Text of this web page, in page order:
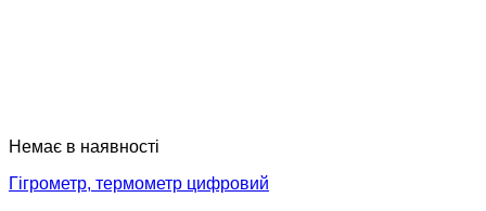
Немає в наявності
Гігрометр, термометр цифровий